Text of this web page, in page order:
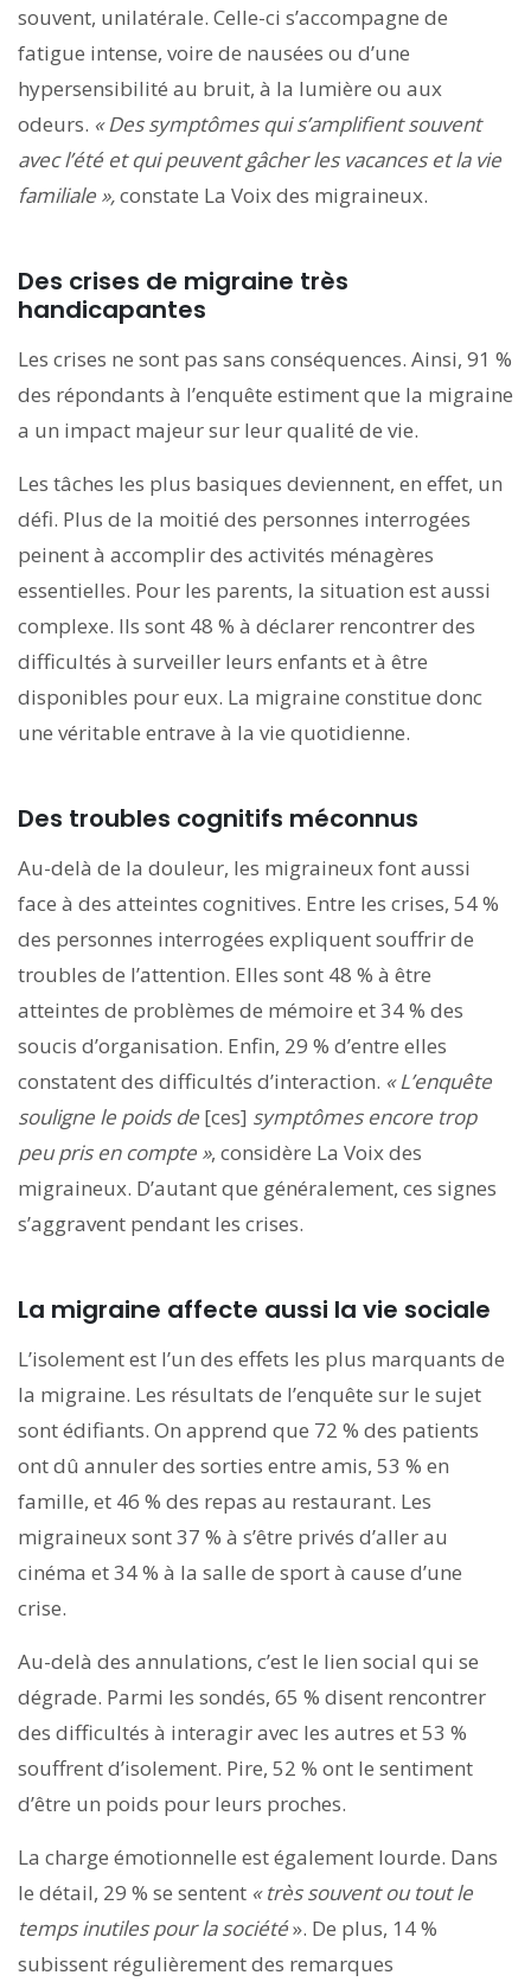
souvent, unilatérale. Celle-ci s’accompagne de
fatigue intense, voire de nausées ou d’une
hypersensibilité au bruit, à la lumière ou aux
odeurs. « Des symptômes qui s’amplifient souvent
avec l’été et qui peuvent gâcher les vacances et la vie
familiale »,constate La Voix des migraineux.
Des crises de migraine très
handicapantes
Les crises ne sont pas sans conséquences. Ainsi, 91 %
des répondants à l’enquête estiment que la migraine
a un impact majeur sur leur qualité de vie.
Les tâches les plus basiques deviennent, en effet, un
défi. Plus de la moitié des personnes interrogées
peinent à accomplir des activités ménagères
essentielles. Pour les parents, la situation est aussi
complexe. Ils sont 48 % à déclarer rencontrer des
difficultés à surveiller leurs enfants et à être
disponibles pour eux. La migraine constitue donc
une véritable entrave à la vie quotidienne.
Des troubles cognitifs méconnus
Au-delà de la douleur, les migraineux font aussi
face à des atteintes cognitives. Entre les crises, 54 %
des personnes interrogées expliquent souffrir de
troubles de l’attention. Elles sont 48 % à être
atteintes de problèmes de mémoire et 34 % des
soucis d’organisation. Enfin, 29 % d’entre elles
constatent des difficultés d’interaction. « L’enquête
souligne le poids de [ces] symptômes encore trop
peu pris en compte », considère La Voix des
migraineux. D’autant que généralement, ces signes
s’aggravent pendant les crises.
La migraine affecte aussi la vie sociale
L’isolement est l’un des effets les plus marquants de
la migraine. Les résultats de l’enquête sur le sujet
sont édifiants. On apprend que 72 % des patients
ont dû annuler des sorties entre amis, 53 % en
famille, et 46 % des repas au restaurant. Les
migraineux sont 37 % à s’être privés d’aller au
cinéma et 34 % à la salle de sport à cause d’une
crise.
Au-delà des annulations, c’est le lien social qui se
dégrade. Parmi les sondés, 65 % disent rencontrer
des difficultés à interagir avec les autres et 53 %
souffrent d’isolement. Pire, 52 % ont le sentiment
d’être un poids pour leurs proches.
La charge émotionnelle est également lourde. Dans
le détail, 29 % se sentent « très souvent ou tout le
temps inutiles pour la société». De plus, 14 %
subissent régulièrement des remarques